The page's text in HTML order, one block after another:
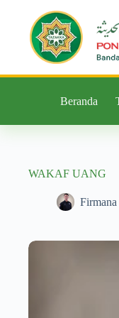
Beranda
WAKAF UANG
Firmana